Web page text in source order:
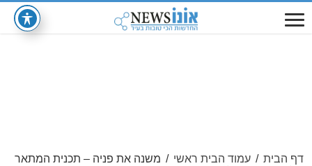
דף הבית / עמוד הבית ראשי / משנה את פניה – תכנית המתאר